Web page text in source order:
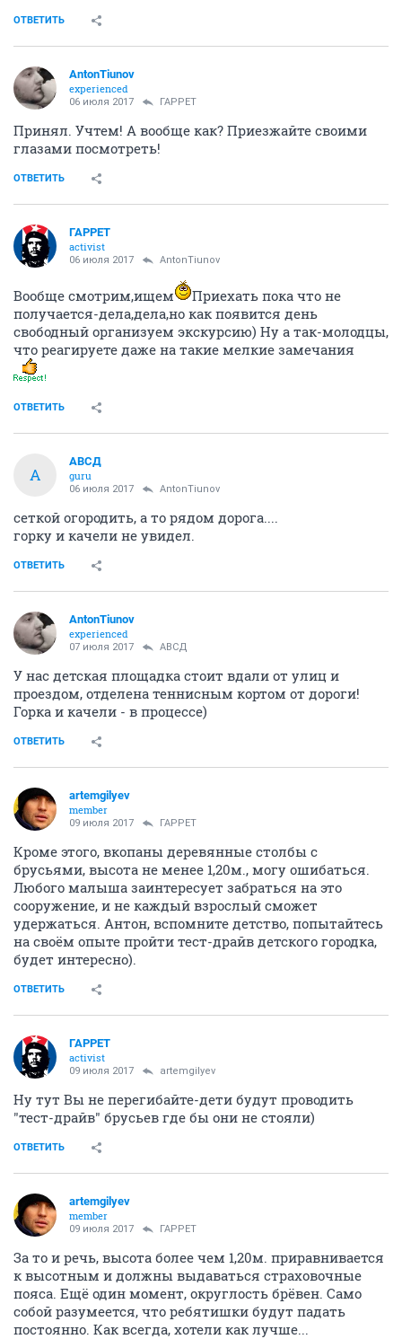
ОТВЕТИТЬ
AntonTiunov
experienced
06 июля 2017 ГАРРЕТ
Принял. Учтем! А вообще как? Приезжайте своими
глазами посмотреть!
ОТВЕТИТЬ
ГАРРЕТ
activist
06 июля 2017 AntonTiunov
Вообще смотрим,ищем
Приехать пока что не
получается-дела,дела,но как появится день
свободный организуем экскурсию) Ну а так-молодцы,
что реагируете даже на такие мелкие замечания
ОТВЕТИТЬ
А
АВСД
guru
06 июля 2017 AntonTiunov
сеткой огородить, а то рядом дорога....
горку и качели не увидел.
ОТВЕТИТЬ
AntonTiunov
experienced
07 июля 2017 АВСД
У нас детская площадка стоит вдали от улиц и
проездом, отделена теннисным кортом от дороги!
Горка и качели - в процессе)
ОТВЕТИТЬ
artemgilyev
member
09 июля 2017 ГАРРЕТ
Кроме этого, вкопаны деревянные столбы с
брусьями, высота не менее 1,20м., могу ошибаться.
Любого малыша заинтересует забраться на это
сооружение, и не каждый взрослый сможет
удержаться. Антон, вспомните детство, попытайтесь
на своём опыте пройти тест-драйв детского городка,
будет интересно).
ОТВЕТИТЬ
ГАРРЕТ
activist
09 июля 2017 artemgilyev
Ну тут Вы не перегибайте-дети будут проводить
"тест-драйв" брусьев где бы они не стояли)
ОТВЕТИТЬ
artemgilyev
member
09 июля 2017 ГАРРЕТ
За то и речь, высота более чем 1,20м. приравнивается
к высотным и должны выдаваться страховочные
пояса. Ещё один момент, округлость брёвен. Само
собой разумеется, что ребятишки будут падать
постоянно. Как всегда, хотели как лучше...